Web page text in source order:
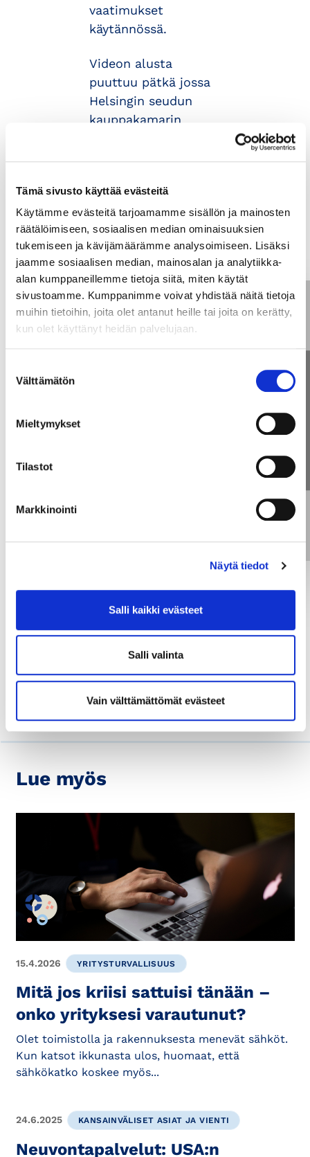
Tämä sivusto käyttää evästeitä
Käytämme evästeitä tarjoamamme sisällön ja mainosten
räätälöimiseen, sosiaalisen median ominaisuuksien
tukemiseen ja kävijämäärämme analysoimiseen. Lisäksi
jaamme sosiaalisen median, mainosalan ja analytiikka-
alan kumppaneillemme tietoja siitä, miten käytät
sivustoamme. Kumppanimme voivat yhdistää näitä tietoja
muihin tietoihin, joita olet antanut heille tai joita on kerätty,
kun olet käyttänyt heidän palvelujaan.
valinta
Välttämätön
Mieltymykset
Tilastot
Markkinointi
Näytä tiedot
Salli kaikki evästeet
Salli valinta
Vain välttämättömät evästeet
vaatimukset
käytännössä.
Videon alusta
puuttuu pätkä jossa
Helsingin seudun
kauppakamarin
Pursiainen
esittäytyvät ja
avaavat tilaisuuden
aihetta.
kaikki evästeet
nähdäksesi Vimeo -
sisällön.
Lue myös
15.4.2026 YRITYSTURVALLISUUS
Mitä jos kriisi sattuisi tänään –
onko yrityksesi varautunut?
Olet toimistolla ja rakennuksesta menevät sähköt.
Kun katsot ikkunasta ulos, huomaat, että
sähkökatko koskee myös...
24.6.2025 KANSAINVÄLISET ASIAT JA VIENTI
Neuvontapalvelut: USA:n